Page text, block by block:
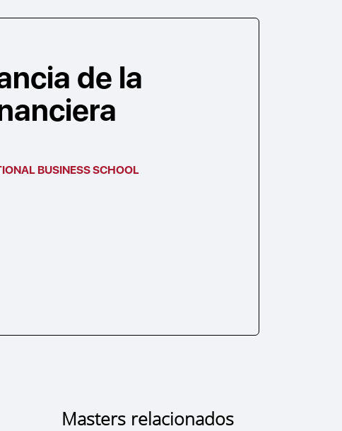
de la
BUSINESS SCHOOL
Masters relacionados